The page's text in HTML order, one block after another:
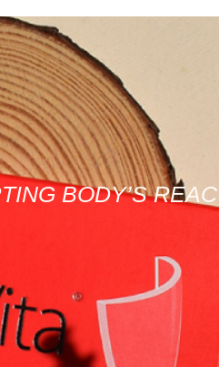
BODY’S